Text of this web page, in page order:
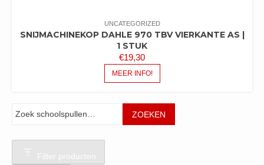
UNCATEGORIZED
SNIJMACHINEKOP DAHLE 970 TBV VIERKANTE AS |
1 STUK
€19,30
MEER INFO!
ZOEKEN
Filter producten